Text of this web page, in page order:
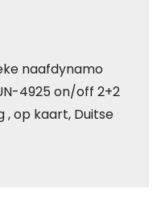
naafdynamo
4925 on/off 2+2
, op kaart, Duitse